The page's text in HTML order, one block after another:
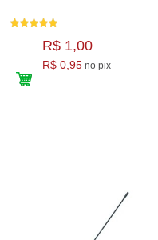
R$ 1,00
R$ 0,95 no pix